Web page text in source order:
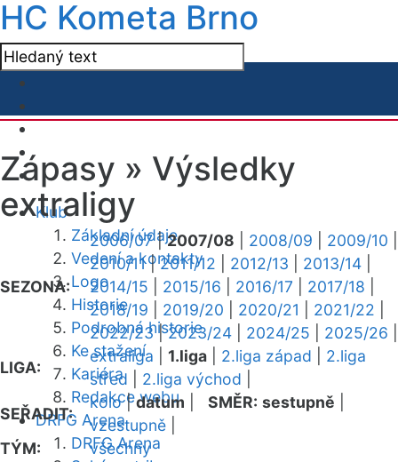
HC Kometa Brno
Klub
Základní údaje
Vedení a kontakty
Logo
Historie
Podrobná historie
Ke stažení
Kariéra
Redakce webu
DRFG Arena
DRFG Arena
Zápasy » Výsledky
extraligy
SEZONA:
2006/07|2007/08 2008/09 2009/10
2010/11|2011/12 2012/13 2013/14
2014/15
2015/16 2016/17 2017/18
2018/19
2019/20 2020/21 2021/22
2022/23|2023/24 2024/25 2025/26
LIGA:
extraliga 1.liga 2.liga západ
2.liga
střed
2.liga východ
SEŘADIT:
kolo|datum SMĚR: sestupně
vzestupně
TÝM:
všechny